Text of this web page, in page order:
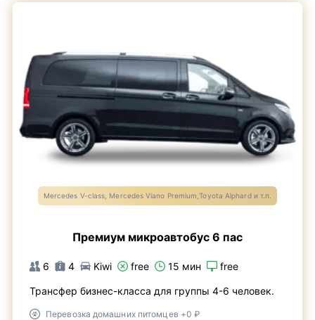
Mercedes V-class, Mercedes Viano Premium,Toyota Alphard и т.п.
Премиум микроавтобус 6 пас
6 4 Kiwi free 15 мин free
Трансфер бизнес-класса для группы 4-6 человек.
Перевозка домашних питомцев +0 ₽